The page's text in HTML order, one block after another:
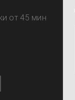
от 45 мин